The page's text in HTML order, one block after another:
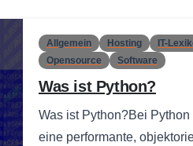
Allgemein Hosting IT-
Opensource
Software
Was ist Python?
Was ist Python?Bei
eine performante,